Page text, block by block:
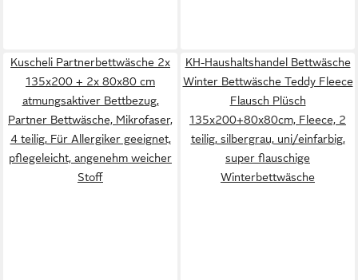
Kuscheli Partnerbettwäsche 2x
135x200 + 2x 80x80 cm
atmungsaktiver Bettbezug,
Partner Bettwäsche, Mikrofaser,
4 teilig, Für Allergiker geeignet,
pflegeleicht, angenehm weicher
Stoff
KH-Haushaltshandel Bettwäsche
Winter Bettwäsche Teddy Fleece
Flausch Plüsch
135x200+80x80cm, Fleece, 2
teilig, silbergrau, uni/einfarbig,
super flauschige
Winterbettwäsche